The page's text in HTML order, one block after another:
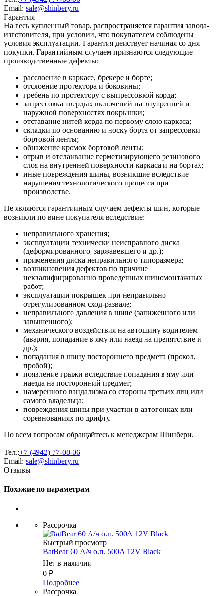
Email: sale@shinbery.ru
Гарантия
На весь купленный товар, распространяется гарантия завода-
изготовителя, при условии, что покупателем соблюдены
условия эксплуатации. Гарантия действует начиная со дня
покупки. Гарантийным случаем признаются следующие
производственные дефекты:
расслоение в каркасе, брекере и борте;
отслоение протектора и боковины;
гребень по протектору с выпрессовкой корда;
запрессовка твердых включений на внутренней и
наружной поверхностях покрышки;
отставание нитей корда по первому слою каркаса;
складки по основанию и носку борта от запрессовки
бортовой ленты;
обнажение кромок бортовой ленты;
отрыв и отслаивание герметизирующего резинового
слоя на внутренней поверхности каркаса и на бортах;
иные повреждения шины, возникшие вследствие
нарушения технологического процесса при
производстве.
Не являются гарантийным случаем дефекты шин, которые
возникли по вине покупателя вследствие:
неправильного хранения;
эксплуатации технически неисправного диска
(деформированного, заржавевшего и др.);
применения диска неправильного типоразмера;
возникновения дефектов по причине
неквалифицированно проведенных шиномонтажных
работ;
эксплуатации покрышек при неправильно
отрегулированном сход-развале;
неправильного давления в шине (заниженного или
завышенного);
механического воздействия на автошину водителем
(авария, попадание в яму или наезд на препятствие и
др.);
попадания в шину постороннего предмета (прокол,
пробой);
появление грыжи вследствие попадания в яму или
наезда на посторонний предмет;
намеренного вандализма со стороны третьих лиц или
самого владельца;
повреждения шины при участии в автогонках или
соревнованиях по дрифту.
По всем вопросам обращайтесь к менеджерам Шинбери.
Тел.:+7 (4942) 77-08-06
Email: sale@shinbery.ru
Отзывы
Похожие по параметрам
Рассрочка
Быстрый просмотр
BatBear 60 А/ч о.п. 500А 12V Black
Нет в наличии
0 ₽
Подробнее
Рассрочка